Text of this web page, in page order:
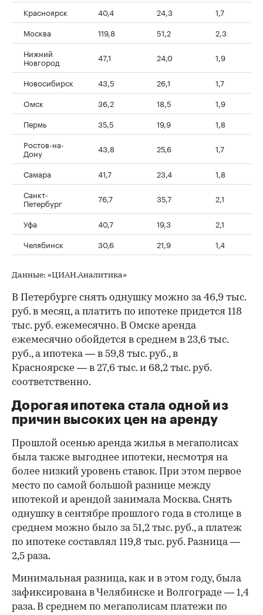
Красноярск 40,4 24,3
1,7
Москва
119,8 51,2
2,3
Нижний
Новгород 47,1 24,0 1,9
Новосибирск 43,5 26,1
1,7
Омск
36,2 18,5
1,9
Пермь
35,5 19,9
1,8
Ростов-на-
Дону 43,8 25,6 1,7
Самара 41,7 23,4
1,8
Санкт-
Петербург 76,7 35,7 2,1
Уфа 40,7 19,3
2,1
Челябинск
30,6 21,9 1,4
Данные: «ЦИАН.Аналитика»
В Петербурге снять однушку можно за 46,9 тыс.
руб. в месяц, а платить по ипотеке придется 118
тыс. руб. ежемесячно. В Омске аренда
ежемесячно обойдется в среднем в 23,6 тыс.
руб., а ипотека — в 59,8 тыс. руб., в
Красноярске — в 27,6 тыс. и 68,2 тыс. руб.
соответственно.
Дорогая ипотека стала одной из
причин высоких цен на аренду
Прошлой осенью аренда жилья в мегаполисах
была также выгоднее ипотеки, несмотря на
более низкий уровень ставок. При этом первое
место по самой большой разнице между
ипотекой и арендой занимала Москва. Снять
однушку в сентябре прошлого года в столице в
среднем можно было за 51,2 тыс. руб., а платеж
по ипотеке составлял 119,8 тыс. руб. Разница —
2,5 раза.
Минимальная разница, как и в этом году, была
зафиксирована в Челябинске и Волгограде — 1,4
раза. В среднем по мегаполисам платежи по